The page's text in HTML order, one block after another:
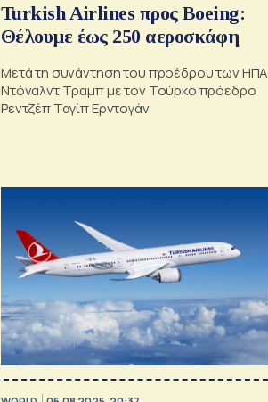
Turkish Airlines προς Boeing:
Θέλουμε έως 250 αεροσκάφη
Μετά τη συνάντηση του προέδρου των ΗΠΑ
Ντόναλντ Τραμπ με τον Τούρκο πρόεδρο
Ρεντζέπ Ταγίπ Ερντογάν